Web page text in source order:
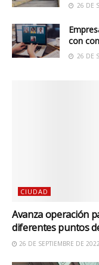
26 DE
con
26 DE
CIUDAD
Avanza operación
diferentes puntos
26 DE SEPTIEMBRE DE 2022